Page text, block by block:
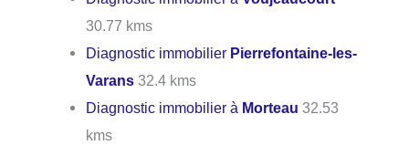
30.77 kms
Diagnostic immobilier Pierrefontaine-les-
Varans 32.4 kms
Diagnostic immobilier à Morteau 32.53
kms